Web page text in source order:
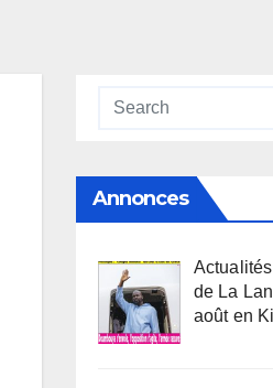
Annonces
de La
août en